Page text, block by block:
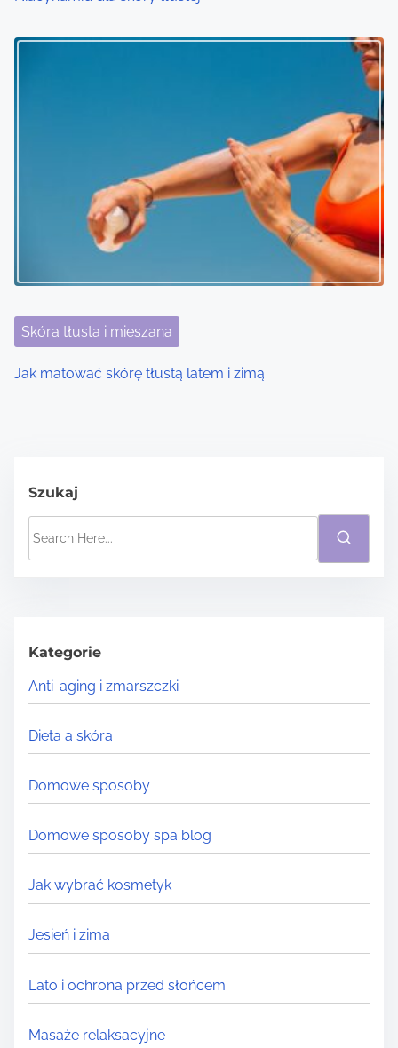
Skóra tłusta i mieszana
Jak matować skórę tłustą latem i zimą
Szukaj
h
H
e
r
e
.
.
.
Kategorie
Anti-aging i zmarszczki
Dieta a skóra
Domowe sposoby
Domowe sposoby spa blog
Jak wybrać kosmetyk
Jesień i zima
Lato i ochrona przed słońcem
Masaże relaksacyjne